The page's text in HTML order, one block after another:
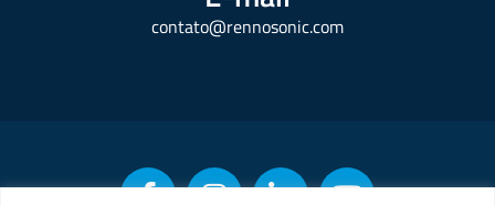
contato@rennosonic.com